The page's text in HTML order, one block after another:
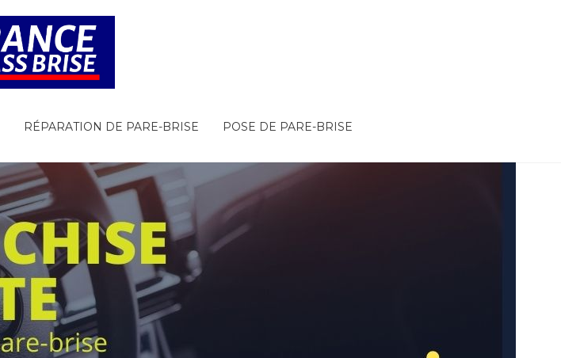
RÉPARATION DE PARE-BRISE POSE DE PARE-BRISE